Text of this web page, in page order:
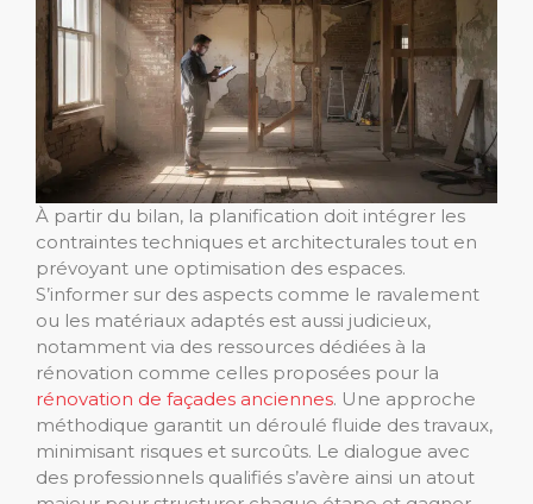
À partir du bilan, la planification doit intégrer les
contraintes techniques et architecturales tout en
prévoyant une optimisation des espaces.
S’informer sur des aspects comme le ravalement
ou les matériaux adaptés est aussi judicieux,
notamment via des ressources dédiées à la
rénovation comme celles proposées pour la
rénovation de façades anciennes. Une approche
méthodique garantit un déroulé fluide des travaux,
minimisant risques et surcoûts. Le dialogue avec
des professionnels qualifiés s’avère ainsi un atout